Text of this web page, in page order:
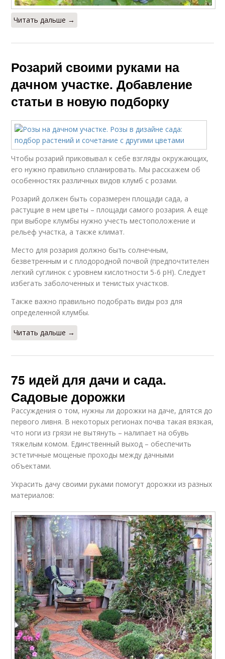
Читать дальше →
Розарий своими руками на
дачном участке. Добавление
статьи в новую подборку
Чтобы розарий приковывал к себе взгляды окружающих,
его нужно правильно спланировать. Мы расскажем об
особенностях различных видов клумб с розами.
Розарий должен быть соразмерен площади сада, а
растущие в нем цветы – площади самого розария. А еще
при выборе клумбы нужно учесть местоположение и
рельеф участка, а также климат.
Место для розария должно быть солнечным,
безветренным и с плодородной почвой (предпочтителен
легкий суглинок с уровнем кислотности 5-6 рН). Следует
избегать заболоченных и тенистых участков.
Также важно правильно подобрать виды роз для
определенной клумбы.
Читать дальше →
75 идей для дачи и сада.
Садовые дорожки
Рассуждения о том, нужны ли дорожки на даче, длятся до
первого ливня. В некоторых регионах почва такая вязкая,
что ноги из грязи не вытянуть – налипает на обувь
тяжелым комом. Единственный выход – обеспечить
эстетичные мощеные проходы между дачными
объектами.
Украсить дачу своими руками помогут дорожки из разных
материалов: